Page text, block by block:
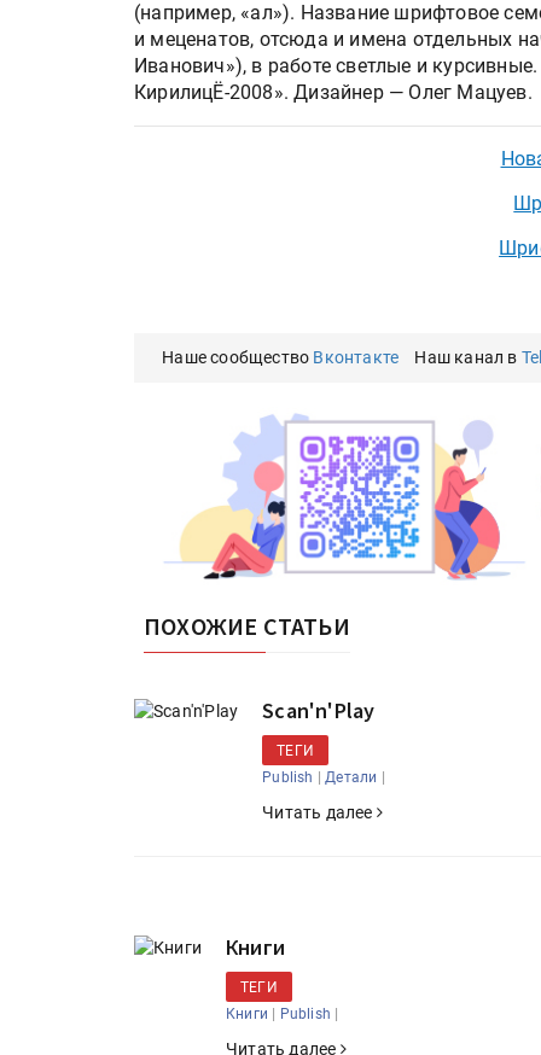
(например, «ал»). Название шрифтовое
и меценатов, отсюда и имена отдельных
Иванович»), в работе светлые и
КирилицЁ-2008». Дизайнер — Олег Мацуев.
Наше сообщество Вконтакте Наш канал в
ПОХОЖИЕ СТАТЬИ
Scan'n'Play
ТЕГИ
Publish |Детали |
Читать далее
Книги
ТЕГИ
Книги | Publish |
Читать далее